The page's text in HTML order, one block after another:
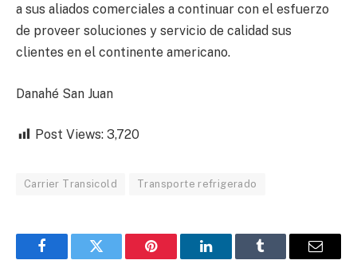
a sus aliados comerciales a continuar con el esfuerzo
de proveer soluciones y servicio de calidad sus
clientes en el continente americano.
Danahé San Juan
Post Views: 3,720
Carrier Transicold Transporte refrigerado
FacebookTwitter Pinterest LinkedInTumblr Email